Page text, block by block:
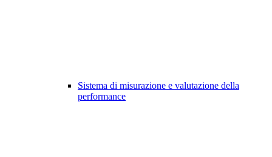
Sistema di misurazione e valutazione della
performance